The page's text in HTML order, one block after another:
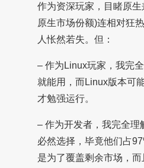
作为资深玩家，目睹原生
原生市场份额)连相对狂
人怅然若失。但：
– 作为Linux玩家，我完
就能用，而Linux版本可
才勉强运行。
– 作为开发者，我完全
必然选择，毕竟他们占
是为了覆盖剩余市场，